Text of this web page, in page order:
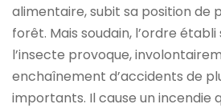
alimentaire, subit sa position de
forêt. Mais soudain, l’ordre
l’insecte provoque,
enchaînement d’accidents de
importants. Il cause un incendie